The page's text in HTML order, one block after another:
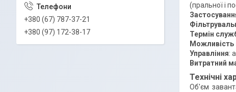
(пральної і
Термін
Можливість
Управління:
Витратний
Технічні
Об'єм
+380 (67) 787-37-21
+380 (97) 172-38-17